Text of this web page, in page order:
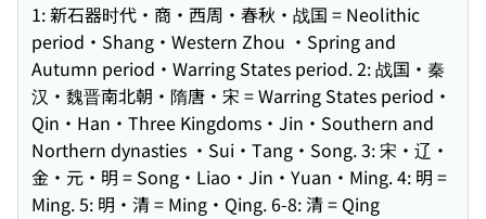
1: 新石器时代・商・西周・春秋・战国 = Neolithic
period・Shang・Western Zhou ・Spring and
Autumn period・Warring States period. 2: 战国・秦
汉・魏晋南北朝・隋唐・宋 = Warring States period・
Qin・Han・Three Kingdoms・Jin・Southern and
Northern dynasties ・Sui・Tang・Song. 3: 宋・辽・
金・元・明 = Song・Liao・Jin・Yuan・Ming. 4: 明 =
Ming. 5: 明・清 = Ming・Qing. 6-8: 清 = Qing